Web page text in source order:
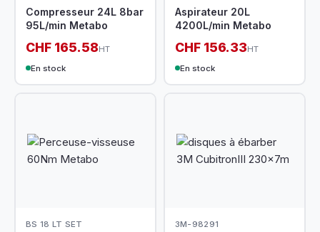
Compresseur 24L 8bar
95L/min Metabo
CHF 165.58HT
En stock
Aspirateur 20L
4200L/min Metabo
CHF 156.33HT
En stock
BS 18 LT SET 3M-98291